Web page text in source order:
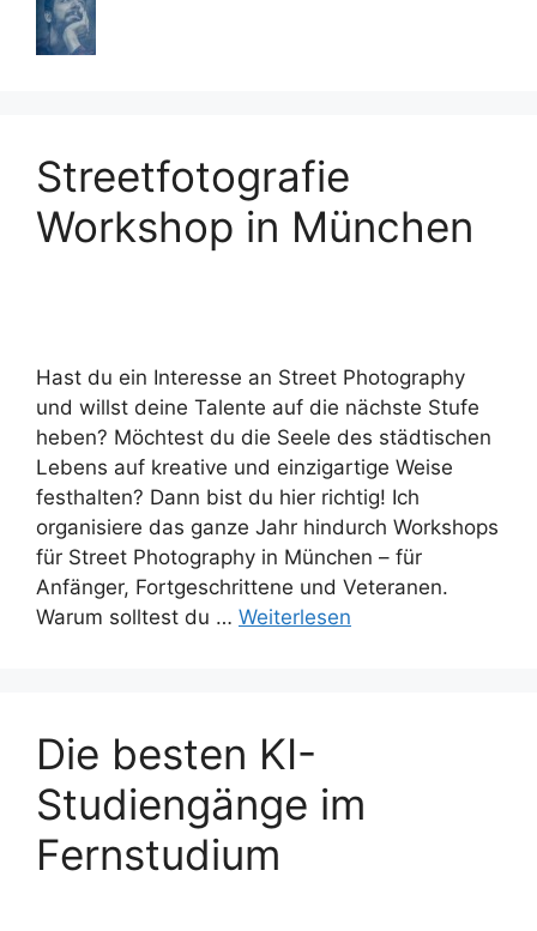
Streetfotografie
Workshop in München
Hast du ein Interesse an Street Photography
und willst deine Talente auf die nächste Stufe
heben? Möchtest du die Seele des städtischen
Lebens auf kreative und einzigartige Weise
festhalten? Dann bist du hier richtig! Ich
organisiere das ganze Jahr hindurch Workshops
für Street Photography in München – für
Anfänger, Fortgeschrittene und Veteranen.
Warum solltest du … Weiterlesen
Die besten KI-
Studiengänge im
Fernstudium